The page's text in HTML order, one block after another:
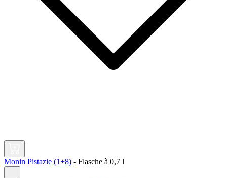
Monin Pistazie (1+8) - Flasche à 0,7 l